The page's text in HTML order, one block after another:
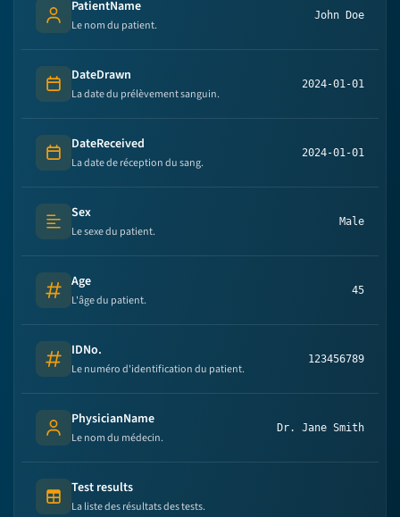
Person's name
PatientName
Le nom du patient.
John Doe
Date
DateDrawn
La date du prélèvement sanguin.
2024-01-01
Date
DateReceived
La date de réception du sang.
2024-01-01
Text (multi-lines)
Sex
Le sexe du patient.
Male
Number
Age
L'âge du patient.
45
Number
IDNo.
Le numéro d'identification du patient.
123456789
Person's name
PhysicianName
Le nom du médecin.
Dr. Jane Smith
Table (list of items)
Test results
La liste des résultats des tests.